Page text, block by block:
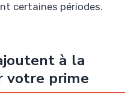
certaines périodes.
à la
votre prime